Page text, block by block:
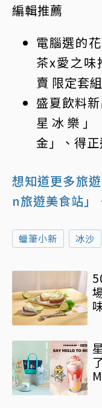
編輯推薦
電腦選的
茶x愛之味
賣 限定套
盛夏飲料
星冰樂」
金」、得正
想知道更多旅
n旅遊美食站」
蠟筆小新 冰沙